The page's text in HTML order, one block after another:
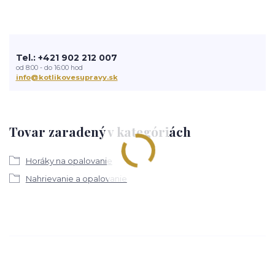
Tovar zaradený v kategóriách
Horáky na opalovanie
Nahrievanie a opalovanie
Tel.: +421 902 212 007
od 8:00 - do 16:00 hod
info@kotlikovesupravy.sk